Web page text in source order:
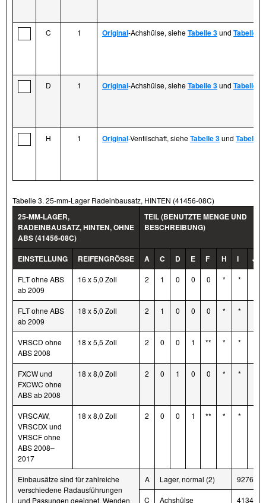
C 1 Original-Achshülse, sieheTabelle 3und Tabelle 4
D 1 Original-Achshülse, sieheTabelle 3und Tabelle 4
H 1 Original-Ventilschaft, sieheTabelle 3und Tabelle 4
Tabelle 3. 25-mm-Lager Radeinbausatz, HINTEN (41456-08C)
25-MM-LAGER,
RADEINBAUSATZ, HINTEN, OHNE
ABS (41456-08C)
TEIL (BENUTZTE MENGE UND
BESCHREIBUNG)
EINSTELLUNG REIFENGRÖSSE A C D E F H I J
FLT ohne ABS
ab 2009
16 x 5,0 Zoll 2 1 0 0 0 * *
FLT ohne ABS
ab 2009
18 x 5,0 Zoll 2 1 0 0 0 * *
VRSCD ohne
ABS 2008
18 x 5,5 Zoll 2 0 0 1 ** * *
FXCW und
FXCWC ohne
ABS ab 2008
18 x 8,0 Zoll 2 0 1 0 0 * *
VRSCAW,
VRSCDX und
VRSCF ohne
ABS 2008–
2017
18 x 8,0 Zoll 2 0 0 1 ** * *
Einbausätze sind für zahlreiche
verschiedene Radausführungen
und Passungen geeignet. Wenden
A Lager, normal (2) 9276B
C Achshülse 41349-